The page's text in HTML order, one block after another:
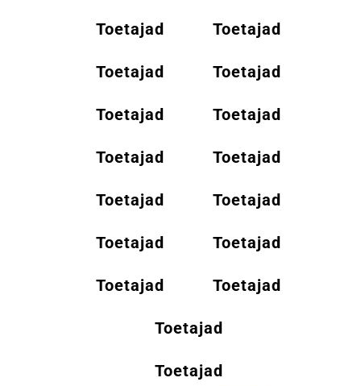
Toetajad Toetajad
Toetajad Toetajad
Toetajad Toetajad
Toetajad Toetajad
Toetajad Toetajad
Toetajad Toetajad
Toetajad Toetajad
Toetajad
Toetajad